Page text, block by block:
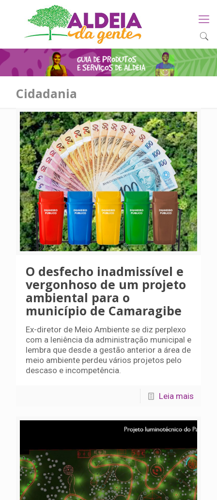
Cidadania
O desfecho inadmissível e
vergonhoso de um projeto
ambiental para o
município de Camaragibe
Ex-diretor de Meio Ambiente se diz perplexo
com a leniência da administração municipal e
lembra que desde a gestão anterior a área de
meio ambiente perdeu vários projetos pelo
descaso e incompetência.
Leia mais